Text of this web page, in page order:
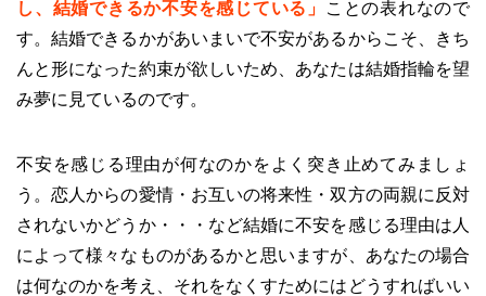
し、結婚できるか不安を感じている」
ことの表れなので
す。結婚できるかがあいまいで不安があるからこそ、きち
んと形になった約束が欲しいため、あなたは結婚指輪を望
み夢に見ているのです。
不安を感じる理由が何なのかをよく突き止めてみましょ
う。恋人からの愛情・お互いの将来性・双方の両親に反対
されないかどうか・・・など結婚に不安を感じる理由は人
によって様々なものがあるかと思いますが、あなたの場合
は何なのかを考え、それをなくすためにはどうすればいい